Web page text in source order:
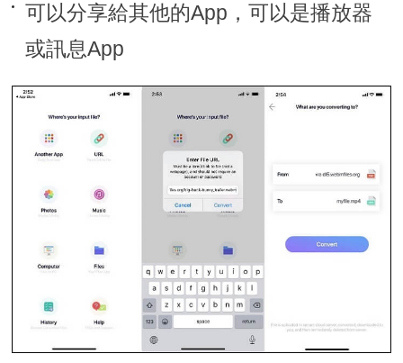
可以分享給其他的App，可以是播放器
或訊息App